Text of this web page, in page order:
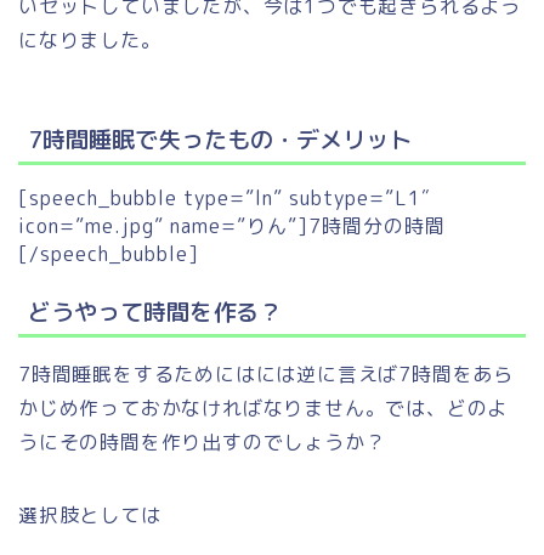
いセットしていましたが、今は1つでも起きられるよう
になりました。
7時間睡眠で失ったもの・デメリット
[speech_bubble type=”ln” subtype=”L1″
icon=”me.jpg” name=”りん”]7時間分の時間
[/speech_bubble]
どうやって時間を作る？
7時間睡眠をするためにはには逆に言えば7時間をあら
かじめ作っておかなければなりません。では、どのよ
うにその時間を作り出すのでしょうか？
選択肢としては